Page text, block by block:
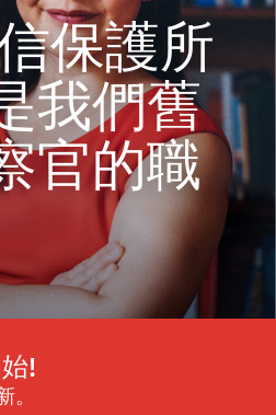
保護所
我們舊
官的職
!